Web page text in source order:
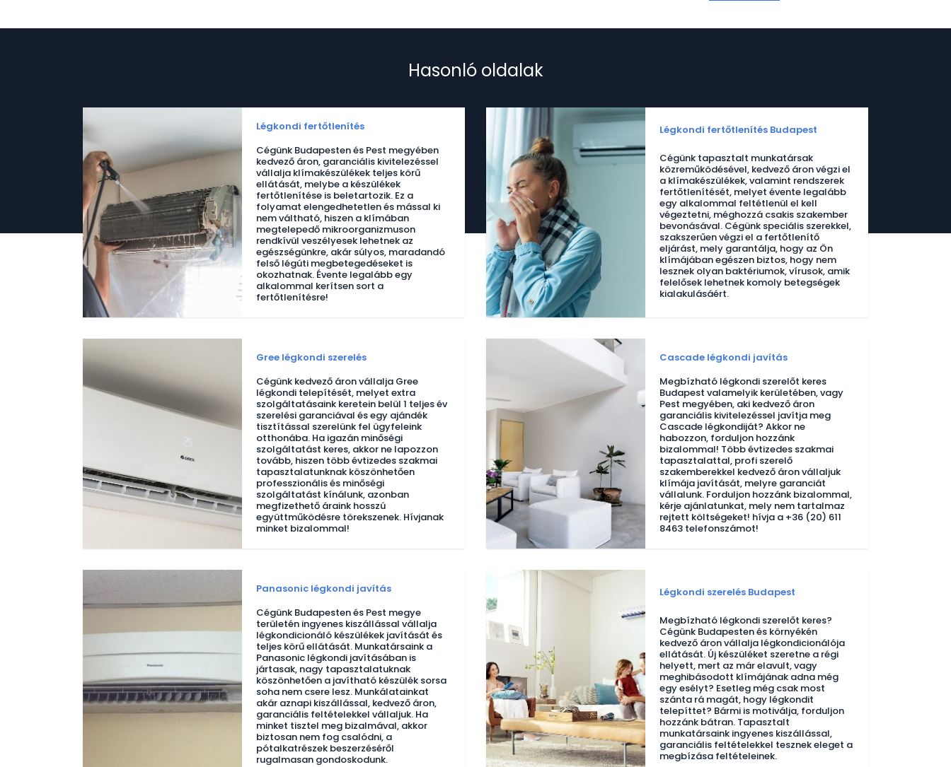
Hasonló oldalak
Légkondi fertőtlenítés
Cégünk Budapesten és Pest megyében
kedvező áron, garanciális kivitelezéssel
vállalja klímakészülékek teljes körű
ellátását, melybe a készülékek
fertőtlenítése is beletartozik. Ez a
folyamat elengedhetetlen és mással ki
nem váltható, hiszen a klímában
megtelepedő mikroorganizmuson
rendkívül veszélyesek lehetnek az
egészségünkre, akár súlyos, maradandó
felső légúti megbetegedéseket is
okozhatnak. Évente legalább egy
alkalommal kerítsen sort a
fertőtlenítésre!
Légkondi fertőtlenítés Budapest
Cégünk tapasztalt munkatársak
közreműködésével, kedvező áron végzi el
a klímakészülékek, valamint rendszerek
fertőtlenítését, melyet évente legalább
egy alkalommal feltétlenül el kell
végeztetni, méghozzá csakis szakember
bevonásával. Cégünk speciális szerekkel,
szakszerűen végzi el a fertőtlenítő
eljárást, mely garantálja, hogy az Ön
klímájában egészen biztos, hogy nem
lesznek olyan baktériumok, vírusok, amik
felelősek lehetnek komoly betegségek
kialakulásáért.
Gree légkondi szerelés
Cégünk kedvező áron vállalja Gree
légkondi telepítését, melyet extra
szolgáltatásaink keretein belül 1 teljes év
szerelési garanciával és egy ajándék
tisztítással szerelünk fel ügyfeleink
otthonába. Ha igazán minőségi
szolgáltatást keres, akkor ne lapozzon
tovább, hiszen több évtizedes szakmai
tapasztalatunknak köszönhetően
professzionális és minőségi
szolgáltatást kínálunk, azonban
megfizethető áraink hosszú
együttműködésre törekszenek. Hívjanak
minket bizalommal!
Cascade légkondi javítás
Megbízható légkondi szerelőt keres
Budapest valamelyik kerületében, vagy
Pest megyében, aki kedvező áron
garanciális kivitelezéssel javítja meg
Cascade légkondiját? Akkor ne
habozzon, forduljon hozzánk
bizalommal! Több évtizedes szakmai
tapasztalattal, profi szerelő
szakemberekkel kedvező áron vállaljuk
klímája javítását, melyre garanciát
vállalunk. Forduljon hozzánk bizalommal,
kérje ajánlatunkat, mely nem tartalmaz
rejtett költségeket! hívja a +36 (20) 611
8463 telefonszámot!
Panasonic légkondi javítás
Cégünk Budapesten és Pest megye
területén ingyenes kiszállással vállalja
légkondicionáló készülékek javítását és
teljes körű ellátását. Munkatársaink a
Panasonic légkondi javításában is
jártasak, nagy tapasztalatuknak
köszönhetően a javítható készülék sorsa
soha nem csere lesz. Munkálatainkat
akár aznapi kiszállással, kedvező áron,
garanciális feltételekkel vállaljuk. Ha
minket tisztel meg bizalmával, akkor
biztosan nem fog csalódni, a
pótalkatrészek beszerzéséről
rugalmasan gondoskodunk.
Légkondi szerelés Budapest
Megbízható légkondi szerelőt keres?
Cégünk Budapesten és környékén
kedvező áron vállalja légkondicionálója
ellátását. Új készüléket szeretne a régi
helyett, mert az már elavult, vagy
meghibásodott klímájának adna még
egy esélyt? Esetleg még csak most
szánta rá magát, hogy légkondit
telepíttet? Bármi is motiválja, forduljon
hozzánk bátran. Tapasztalt
munkatársaink ingyenes kiszállással,
garanciális feltételekkel tesznek eleget a
megbízása feltételeinek.